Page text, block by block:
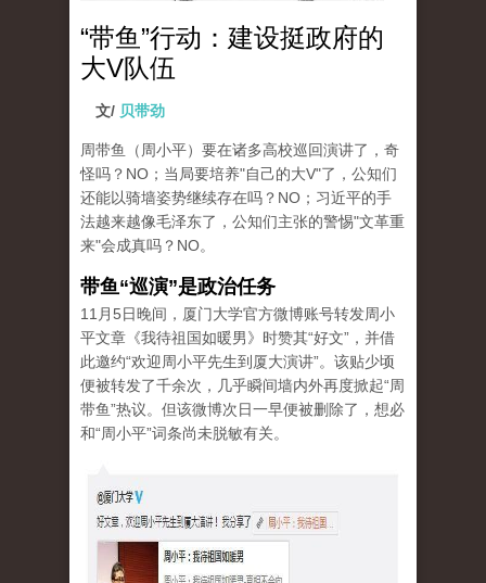
“带鱼”行动：建设挺政府的
大V队伍
文/ 贝带劲
周带鱼（周小平）要在诸多高校巡回演讲了，奇
怪吗？NO；当局要培养"自己的大V"了，公知们
还能以骑墙姿势继续存在吗？NO；习近平的手
法越来越像毛泽东了，公知们主张的警惕"文革重
来"会成真吗？NO。
带鱼“巡演”是政治任务
11月5日晚间，厦门大学官方微博账号转发周小
平文章《我待祖国如暖男》时赞其“好文”，并借
此邀约“欢迎周小平先生到厦大演讲”。该贴少顷
便被转发了千余次，几乎瞬间墙内外再度掀起“周
带鱼”热议。但该微博次日一早便被删除了，想必
和“周小平”词条尚未脱敏有关。
tu_1.jpg